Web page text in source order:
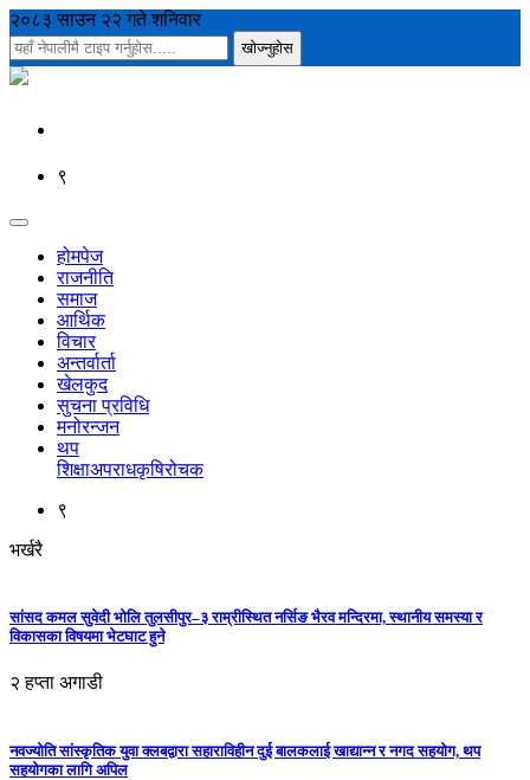
२०८३ साउन २२ गते शनिवार
९
होमपेज
राजनीति
समाज
आर्थिक
विचार
अन्तर्वार्ता
खेलकुद
सुचना प्रविधि
मनोरन्जन
थप
शिक्षाअपराधकृषिरोचक
९
भर्खरै
सांसद कमल सुवेदी भोलि तुलसीपुर–३ राम्रीस्थित नर्सिङ भैरव मन्दिरमा, स्थानीय समस्या र
विकासका विषयमा भेटघाट हुने
२ हप्ता अगाडी
नवज्योति सांस्कृतिक युवा क्लबद्वारा सहाराविहीन दुई बालकलाई खाद्यान्न र नगद सहयोग, थप
सहयोगका लागि अपिल